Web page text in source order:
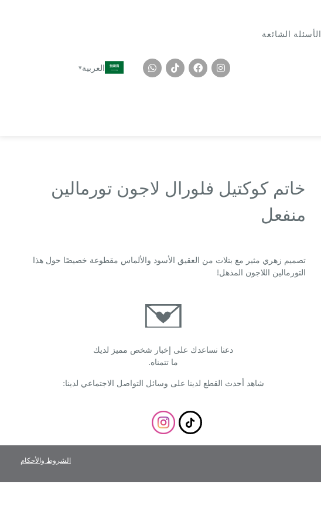
الأسئلة الشائعة
العربية
خاتم كوكتيل فلورال لاجون تورمالين
منفعل
تصميم زهري مثير مع بتلات من العقيق الأسود والألماس مقطوعة خصيصًا حول هذا
التورمالين اللاجون المذهل!
دعنا نساعدك على إخبار شخص مميز لديك
ما تتمناه.
شاهد أحدث القطع لدينا على وسائل التواصل الاجتماعي لدينا:
الشروط والأحكام